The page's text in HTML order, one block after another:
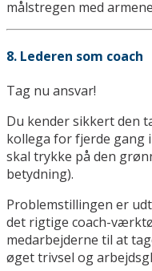
målstregen med
8. Lederen som coach
Tag nu ansvar!
Du kender sikkert den
kollega for fjerde gang
skal trykke på den
betydning).
Problemstillingen er
det rigtige coach-
medarbejderne til at
øget trivsel og